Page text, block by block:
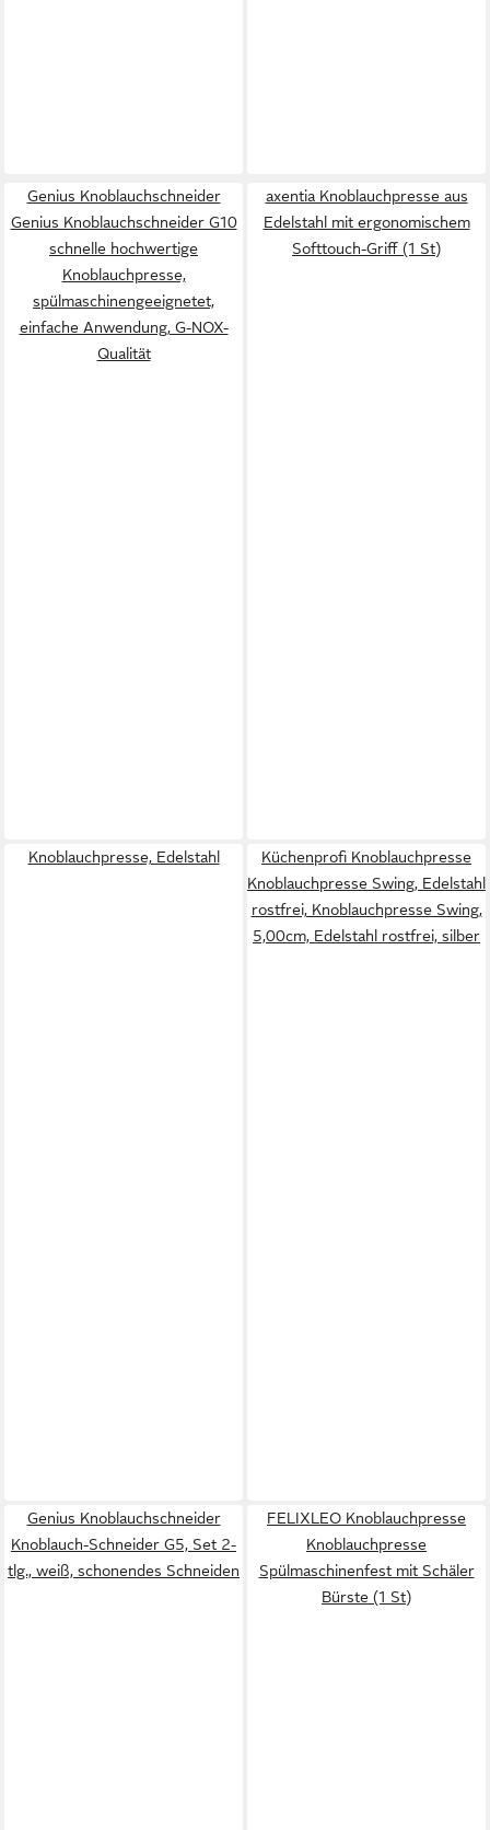
Genius Knoblauchschneider
Genius Knoblauchschneider G10
schnelle hochwertige
Knoblauchpresse,
spülmaschinengeeignetet,
einfache Anwendung, G-NOX-
Qualität
axentia Knoblauchpresse aus
Edelstahl mit ergonomischem
Softtouch-Griff (1 St)
Knoblauchpresse, Edelstahl
Küchenprofi Knoblauchpresse
Knoblauchpresse Swing, Edelstahl
rostfrei, Knoblauchpresse Swing,
5,00cm, Edelstahl rostfrei, silber
Genius Knoblauchschneider
Knoblauch-Schneider G5, Set 2-
tlg., weiß, schonendes Schneiden
FELIXLEO Knoblauchpresse
Knoblauchpresse
Spülmaschinenfest mit Schäler
Bürste (1 St)